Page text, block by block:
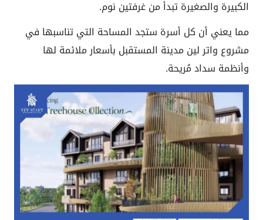
الكبيرة والصغيرة تبدأ من غرفتين نوم.
مما يعني أن كل أسرة ستجد المساحة التي تناسبها في
مشروع واتر لين مدينة المستقبل بأسعار ملائمة لها
وأنظمة سداد مُريحة.